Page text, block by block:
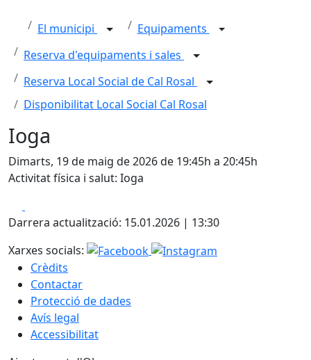
El municipi
Equipaments
Reserva d'equipaments i sales
Reserva Local Social de Cal Rosal
Disponibilitat Local Social Cal Rosal
Ioga
Dimarts, 19 de maig de 2026 de 19:45h a 20:45h
Activitat física i salut: Ioga
Darrera actualització: 15.01.2026 | 13:30
Xarxes socials:
Crèdits
Contactar
Protecció de dades
Avís legal
Accessibilitat